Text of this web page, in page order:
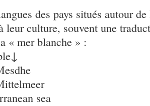
des pays situés autour
leur culture, souvent une
« mer blanche » :
sea